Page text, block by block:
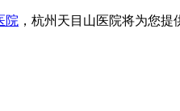
院 ，杭州天目山医院将为您